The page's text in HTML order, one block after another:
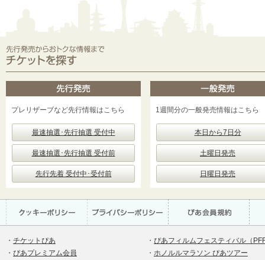
プレリザーブなど先行情報はこちら
最速抽選･先行抽選 受付中
最速抽選･先行抽選 受付前
先行先着 受付中･受付前
1週間分の一般発売情報はこちら
本日から7日分
土曜日発売
日曜日発売
・ チケットぴあ
・ ぴあプレミアム会員
・ ぴあフィルムフェスティバル（
・ ホノルルマラソン ぴあツアー